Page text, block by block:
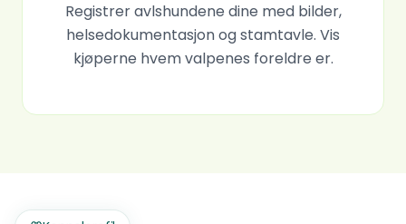
Registrer avlshundene dine med bilder,
helsedokumentasjon og stamtavle. Vis
kjøperne hvem valpenes foreldre er.